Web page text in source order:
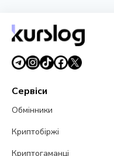
3 серпня 2026 р.5 хв читання
Сервіси
Обмінники
Криптобіржі
Криптогаманці